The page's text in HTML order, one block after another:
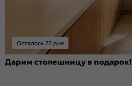
Осталось 23 дня
Дарим столешницу в подарок!